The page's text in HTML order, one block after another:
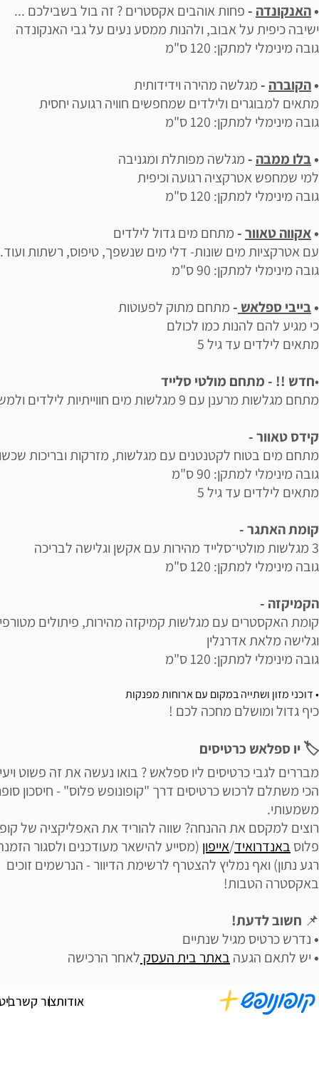
•האנקונדה -פחות אוהבים אקסטרים ? זה בול בשבילכם ...
ישיבה כיפית על אבוב, ולהנות ממסע נעים על גבי האנקונדה
גובה מינימלי למתקן: 120 ס"מ
•הקוברה -מגלשה מהירה וידידותית
מתאים למבוגרים ולילדים שמחפשים חוויה רגועה יחסית
גובה מינימלי למתקן: 120 ס"מ
•בלו ממבה -מגלשה מפותלת ומגניבה
למי שמחפש אטרקציה רגועה וכיפית
גובה מינימלי למתקן: 120 ס"מ
•אקווה טאוור-מתחם מים גדול לילדים
עם אטרקציות מים שונות- דלי מים שנשפך, טיפוס, רשתות
גובה מינימלי למתקן: 90 ס"מ
•בייבי ספלאש -מתחם מתוק לפעוטות
כי מגיע להם להנות כמו לכולם
מתאים לילדים עד גיל 5
•חדש !! - מתחם מולטי סלייד
מתחם מגלשות מרענן עם 9 מגלשות מים חווייתיות לילדים ולמשפחות
קידס טאוור -
מתחם מים בטוח לקטנטנים עם מגלשות, מזרקות ובריכות
גובה מינימלי למתקן: 90 ס"מ
מתאים לילדים עד גיל 5
קומת האתגר -
3 מגלשות מולטי־סלייד מהירות עם אקשן וגלישה לבריכה
גובה מינימלי למתקן: 120 ס"מ
הקמיקזה -
קומת האקסטרים עם מגלשות קמיקזה מהירות, פיתולים
וגלישה מלאת אדרנלין
גובה מינימלי למתקן: 120 ס"מ
• דוכני מזון ושתייה במקום עם ארוחות מפנקות
כיף גדול ומושלם מחכה לכם !
🏷 יו ספלאש כרטיסים
מבררים לגבי כרטיסים ליו ספלאש ? בואו נעשה את זה פשוט
הכי משתלם לרכוש כרטיסים דרך "קופונופש פלוס" - חיסכון
משמעותי.
רוצים למקסם את ההנחה? שווה להוריד את האפליקציה של
פלוס באנדרואיד/אייפון (מסייע להישאר מעודכנים ולסגור
רגע נתון) ואף נמליץ להצטרף לרשימת הדיוור - הנרשמים זוכים
באקסטרה הטבות!
📌 חשוב לדעת!
•נדרש כרטיס מגיל שנתיים
•יש לתאם הגעה באתר בית העסק לאחר הרכישה
אודותצור קשר